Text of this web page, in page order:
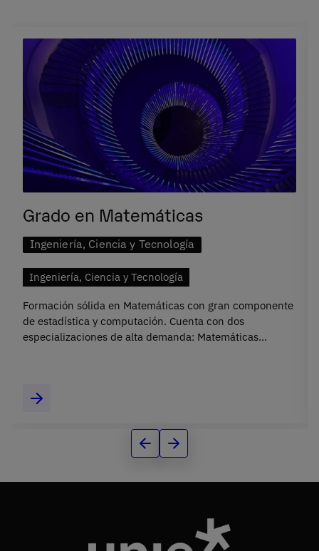
Grado en Matemáticas
Ingeniería, Ciencia y Tecnología
Ingeniería, Ciencia y Tecnología
Formación sólida en Matemáticas con gran componente
de estadística y computación. Cuenta con dos
especializaciones de alta demanda: Matemáticas